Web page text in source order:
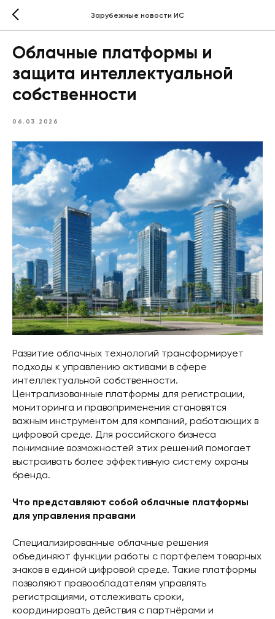
Зарубежные новости ИС
Облачные платформы и
защита интеллектуальной
собственности
06.03.2026
Развитие облачных технологий трансформирует
подходы к управлению активами в сфере
интеллектуальной собственности.
Централизованные платформы для регистрации,
мониторинга и правоприменения становятся
важным инструментом для компаний, работающих в
цифровой среде. Для российского бизнеса
понимание возможностей этих решений помогает
выстраивать более эффективную систему охраны
бренда.
Что представляют собой облачные платформы
для управления правами
Специализированные облачные решения
объединяют функции работы с портфелем товарных
знаков в единой цифровой среде. Такие платформы
позволяют правообладателям управлять
регистрациями, отслеживать сроки,
координировать действия с партнёрами и